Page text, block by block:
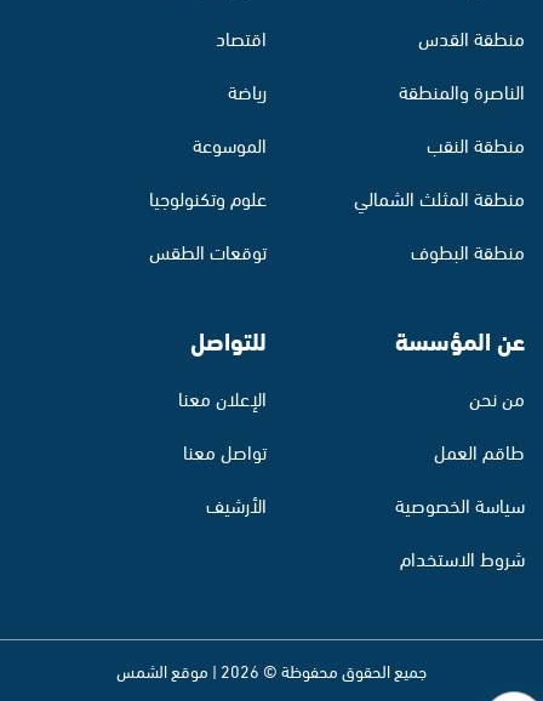
منطقة القدس
الناصرة والمنطقة
منطقة النقب
منطقة المثلث الشمالي
منطقة البطوف
اقتصاد
رياضة
الموسوعة
علوم وتكنولوجيا
توقعات الطقس
عن المؤسسة
من نحن
طاقم العمل
سياسة الخصوصية
شروط الاستخدام
للتواصل
الإعلان معنا
تواصل معنا
الأرشيف
جميع الحقوق محفوظة © 2026 | موقع الشمس